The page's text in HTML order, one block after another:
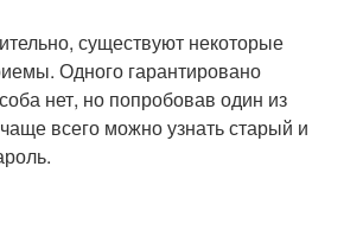
существуют некоторые
Одного гарантировано
нет, но попробовав один из
всего можно узнать старый и